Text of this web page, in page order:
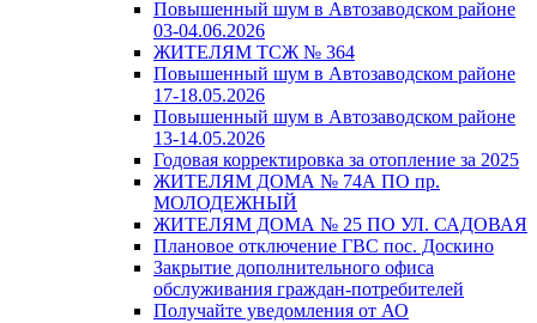
Повышенный шум в Автозаводском районе
03-04.06.2026
ЖИТЕЛЯМ ТСЖ № 364
Повышенный шум в Автозаводском районе
17-18.05.2026
Повышенный шум в Автозаводском районе
13-14.05.2026
Годовая корректировка за отопление за 2025
ЖИТЕЛЯМ ДОМА № 74А ПО пр.
МОЛОДЕЖНЫЙ
ЖИТЕЛЯМ ДОМА № 25 ПО УЛ. САДОВАЯ
Плановое отключение ГВС пос. Доскино
Закрытие дополнительного офиса
обслуживания граждан-потребителей
Получайте уведомления от АО